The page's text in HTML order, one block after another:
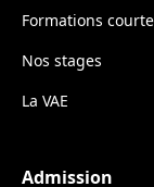
Formations
Nos stages
La VAE
Admission